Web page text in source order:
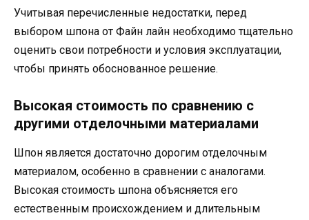
Учитывая перечисленные недостатки, перед
выбором шпона от Файн лайн необходимо тщательно
оценить свои потребности и условия эксплуатации,
чтобы принять обоснованное решение.
Высокая стоимость по сравнению с
другими отделочными материалами
Шпон является достаточно дорогим отделочным
материалом, особенно в сравнении с аналогами.
Высокая стоимость шпона объясняется его
естественным происхождением и длительным